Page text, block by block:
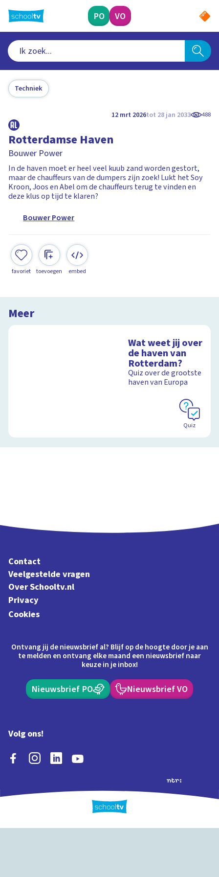
naar
hoofdinhoud
PO VO
Techniek
12 mrt 2026tot 28 jan 2033 488
Rotterdamse Haven
Bouwer Power
In de haven moet er heel veel kuub zand worden gestort,
maar de chauffeurs van de dumpers zijn zoek! Lukt het Soy
Kroon, Joos en Abel om de chauffeurs terug te vinden en
deze klus op tijd te klaren?
Bouwer Power
favoriet toevoegen embed
Meer
Wat weet jij over
de haven van
Rotterdam?
Quiz over de grootste
haven van Europa
Quiz
Contact
Veelgestelde vragen
Over Schooltv.nl
Privacy
Cookies
Ontvang jij de nieuwsbrief al? Blijf op de hoogte door je aan
te melden en ontvang elke maand een nieuwsbrief naar
keuze in je inbox!
Nieuwsbrief PO Nieuwsbrief VO
Volg ons!